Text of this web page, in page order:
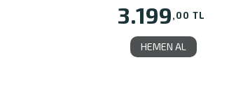
3.199,00 TL
HEMEN AL